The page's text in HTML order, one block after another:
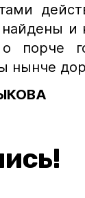
и
порче
нынче